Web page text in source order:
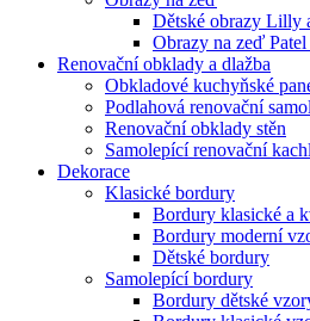
Dětské obrazy Lilly
Obrazy na zeď Patel
Renovační obklady a dlažba
Obkladové kuchyňské
Podlahová renovační
Renovační obklady stěn
Samolepící renovační
Dekorace
Klasické bordury
Bordury klasické a
Bordury moderní
Dětské bordury
Samolepící bordury
Bordury dětské